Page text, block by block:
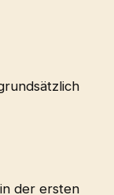
der ersten